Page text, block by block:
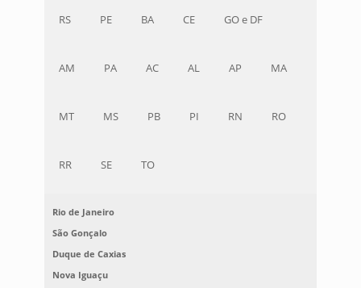
RS PE BA CE GO e DF
AM PA AC AL AP MA
MT MS PB PI RN RO
RR SE TO
Rio de Janeiro
São Gonçalo
Duque de Caxias
Nova Iguaçu